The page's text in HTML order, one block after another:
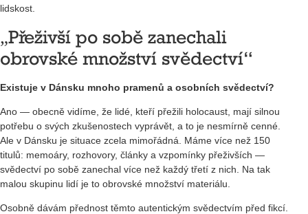
lidskost.
„Přeživší po sobě zanechali
obrovské množství svědectví“
Existuje v Dánsku mnoho pramenů a osobních svědectví?
Ano — obecně vidíme, že lidé, kteří přežili holocaust, mají silnou
potřebu o svých zkušenostech vyprávět, a to je nesmírně cenné.
Ale v Dánsku je situace zcela mimořádná. Máme více než 150
titulů: memoáry, rozhovory, články a vzpomínky přeživších —
svědectví po sobě zanechal více než každý třetí z nich. Na tak
malou skupinu lidí je to obrovské množství materiálu.
Osobně dávám přednost těmto autentickým svědectvím před fikcí.